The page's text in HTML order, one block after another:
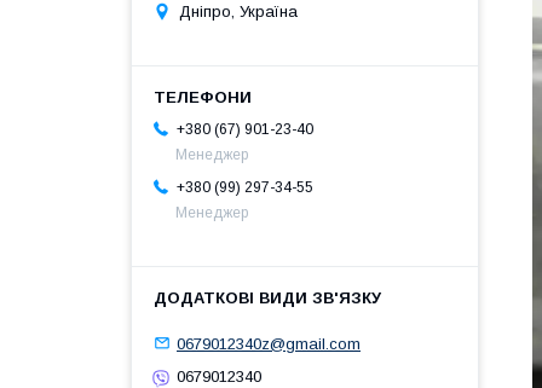
Дніпро, Україна
+380 (67) 901-23-40
Менеджер
+380 (99) 297-34-55
Менеджер
0679012340z@gmail.com
0679012340